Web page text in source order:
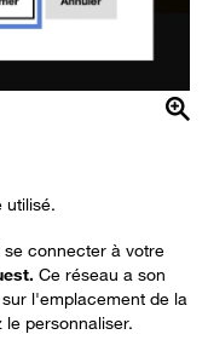
utilisé.
connecter à votre
Ce réseau a son
l'emplacement de la
le personnaliser.